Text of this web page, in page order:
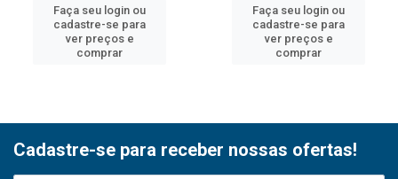
Faça seu login ou
cadastre-se para
ver preços e
comprar
Faça seu login ou
cadastre-se para
ver preços e
comprar
Cadastre-se para receber nossas ofertas!